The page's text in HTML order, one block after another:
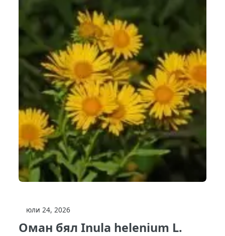
юли 24, 2026
Оман бял Inula helenium L.